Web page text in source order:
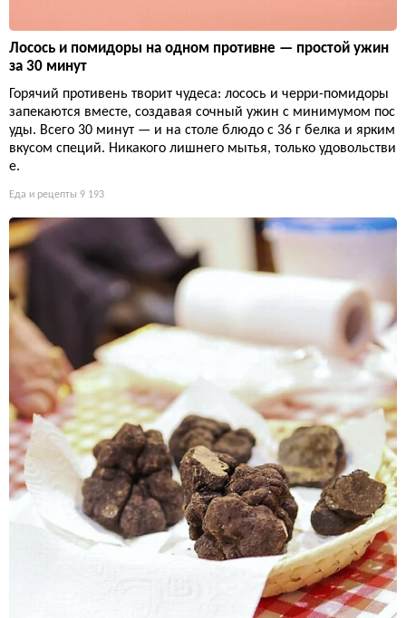
Лосось и помидоры на одном противне — простой ужин
за 30 минут
Горячий противень творит чудеса: лосось и черри-помидоры
запекаются вместе, создавая сочный ужин с минимумом пос
уды. Всего 30 минут — и на столе блюдо с 36 г белка и ярким
вкусом специй. Никакого лишнего мытья, только удовольстви
е.
Еда и рецепты 9 193